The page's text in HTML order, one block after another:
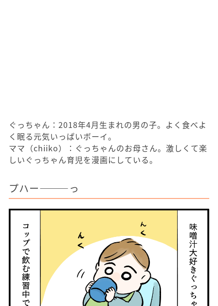
ぐっちゃん：2018年4月生まれの男の子。よく食べよ
く眠る元気いっぱいボーイ。
ママ（chiiko）：ぐっちゃんのお母さん。激しくて楽
しいぐっちゃん育児を漫画にしている。
プハー―――っ